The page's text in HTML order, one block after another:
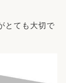
とても大切で